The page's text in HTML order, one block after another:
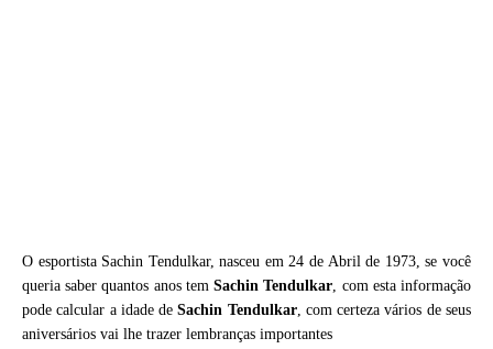
O esportista Sachin Tendulkar, nasceu em 24 de Abril de 1973, se você
queria saber quantos anos temSachin Tendulkar, com esta informação
pode calcular a idade deSachin Tendulkar, com certeza vários de seus
aniversários vai lhe trazer lembranças importantes